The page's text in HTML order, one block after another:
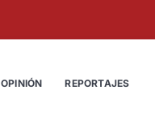
OPINIÓN REPORTAJES